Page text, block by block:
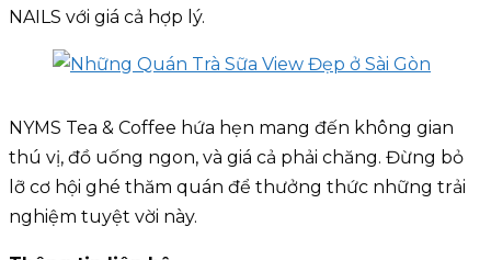
NAILS với giá cả hợp lý.
NYMS Tea & Coffee hứa hẹn mang đến không gian
thú vị, đồ uống ngon, và giá cả phải chăng. Đừng bỏ
lỡ cơ hội ghé thăm quán để thưởng thức những trải
nghiệm tuyệt vời này.